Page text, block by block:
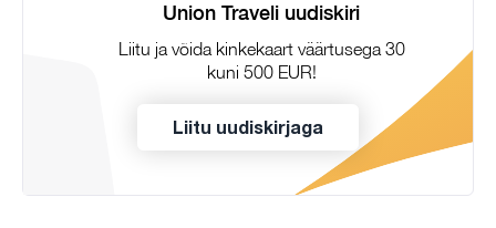
Union Traveli uudiskiri
Liitu ja võida kinkekaart väärtusega 30
kuni 500 EUR!
Liitu uudiskirjaga